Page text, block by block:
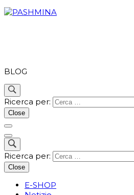
BLOG
Ricerca per:
Close
Ricerca per:
Close
E-SHOP